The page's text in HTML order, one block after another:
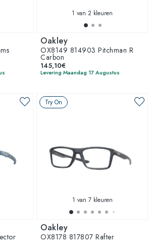
1 van 2 kleuren
Oakley
OX8149 814903 Pitchman R
Carbon
145,10€
Levering Maandag 17 Augustus
Try On
1 van 7 kleuren
Oakley
OX8178 817807 Rafter